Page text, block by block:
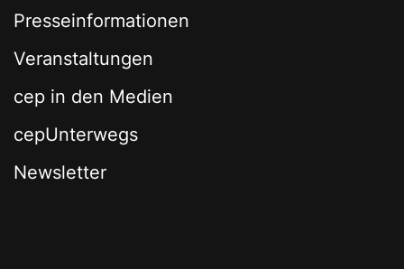
Presseinformationen
Veranstaltungen
cep in den Medien
cepUnterwegs
Newsletter